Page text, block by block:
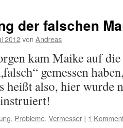
der falschen
2012von Andreas
kam Maike auf die
gemessen
heißt also, hier wurde
, Probleme, Vermesser | 1